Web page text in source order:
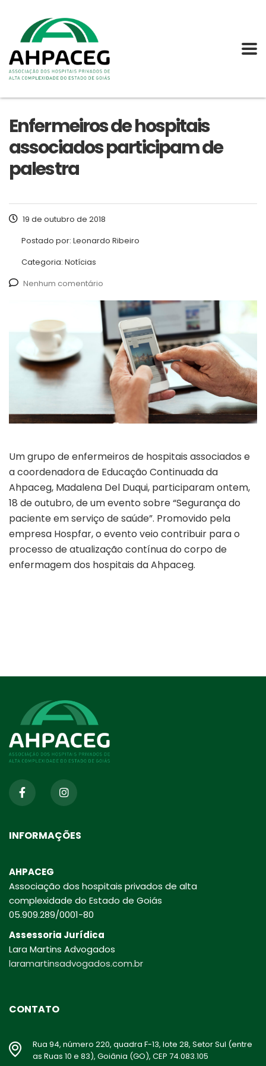
Enfermeiros de hospitais
associados participam de
palestra
19 de outubro de 2018
Postado por: Leonardo Ribeiro
Categoria: Notícias
Nenhum comentário
Um grupo de enfermeiros de hospitais associados e
a coordenadora de Educação Continuada da
Ahpaceg, Madalena Del Duqui, participaram ontem,
18 de outubro, de um evento sobre “Segurança do
paciente em serviço de saúde”. Promovido pela
empresa Hospfar, o evento veio contribuir para o
processo de atualização contínua do corpo de
enfermagem dos hospitais da Ahpaceg.
INFORMAÇÕES
AHPACEG
Associação dos hospitais privados de alta
complexidade do Estado de Goiás
05.909.289/0001-80
Assessoria Jurídica
Lara Martins Advogados
laramartinsadvogados.com.br
CONTATO
Rua 94, número 220, quadra F-13, lote 28, Setor Sul (entre
as Ruas 10 e 83), Goiânia (GO), CEP 74.083.105